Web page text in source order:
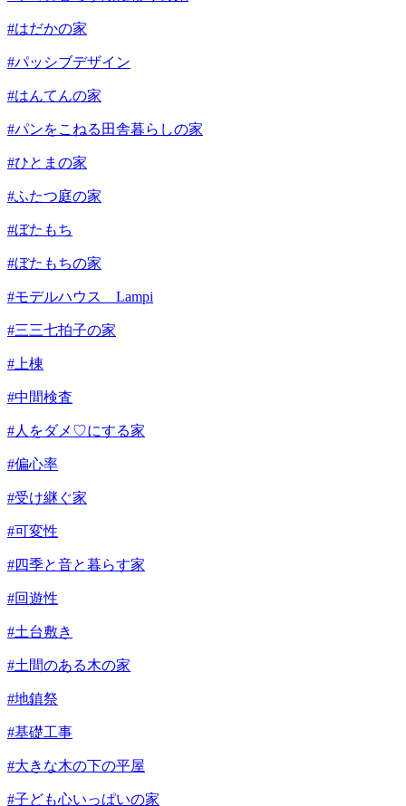
#はだかの家
#パッシブデザイン
#はんてんの家
#パンをこねる田舎暮らしの家
#ひとまの家
#ふたつ庭の家
#ぼたもち
#ぼたもちの家
#モデルハウス Lampi
#三三七拍子の家
#上棟
#中間検査
#人をダメ♡にする家
#偏心率
#受け継ぐ家
#可変性
#四季と音と暮らす家
#回遊性
#土台敷き
#土間のある木の家
#地鎮祭
#基礎工事
#大きな木の下の平屋
#子ども心いっぱいの家